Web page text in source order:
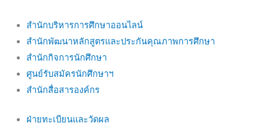
สำนักบริหารการศึกษาออนไลน์
สำนักพัฒนาหลักสูตรและประกันคุณภาพการศึกษา
สำนักกิจการนักศึกษา
ศูนย์รับสมัครนักศึกษาฯ
สำนักสื่อสารองค์กร
ฝ่ายทะเบียนและวัดผล